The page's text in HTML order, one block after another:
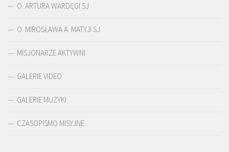
O. ARTURA WARDĘGI SJ
O. MIROSŁAWA A. MATYJI SJ
MISJONARZE AKTYWNI
GALERIE VIDEO
GALERIE MUZYKI
CZASOPISMO MISYJNE